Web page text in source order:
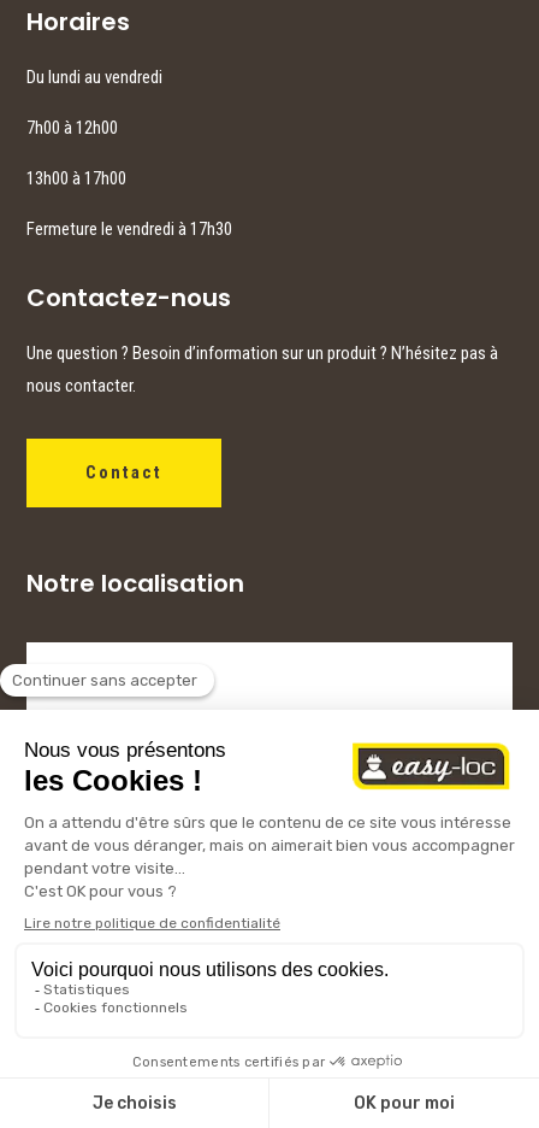
Horaires
Du lundi au vendredi
7h00 à 12h00
13h00 à 17h00
Fermeture le vendredi à 17h30
Contactez-nous
Une question ? Besoin d’information sur un produit ? N’hésitez pas à
nous contacter.
Contact
Notre localisation
Copyright © 2024 – Easy-Loc
d’utilisation|Politique de confidentialité